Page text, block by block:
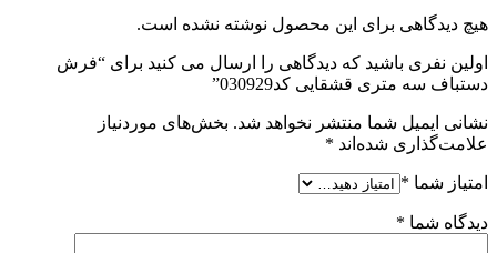
هیچ دیدگاهی برای این محصول نوشته نشده است.
اولین نفری باشید که دیدگاهی را ارسال می کنید برای “فرش
دستباف سه متری قشقایی کد030929”
نشانی ایمیل شما منتشر نخواهد شد. بخش‌های موردنیاز
علامت‌گذاری شده‌اند *
امتیاز شما *
دیدگاه شما *